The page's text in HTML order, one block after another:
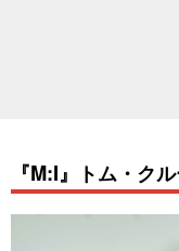
『M:I』トム・ク